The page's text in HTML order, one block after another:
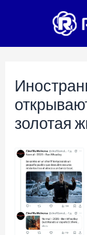
золотая